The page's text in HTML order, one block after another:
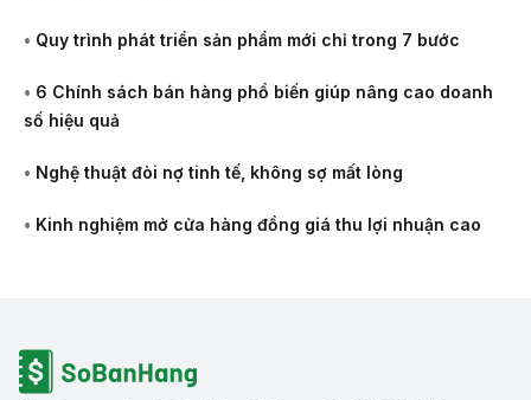
• Quy trình phát triển sản phẩm mới chỉ trong 7 bước
• 6 Chính sách bán hàng phổ biến giúp nâng cao doanh
số hiệu quả
• Nghệ thuật đòi nợ tinh tế, không sợ mất lòng
• Kinh nghiệm mở cửa hàng đồng giá thu lợi nhuận cao